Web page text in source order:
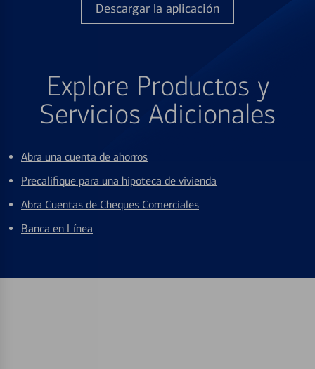
Descargar la aplicación
Explore Productos y
Servicios Adicionales
Abra una cuenta de ahorros
Precalifique para una hipoteca de vivienda
Abra Cuentas de Cheques Comerciales
Banca en Línea